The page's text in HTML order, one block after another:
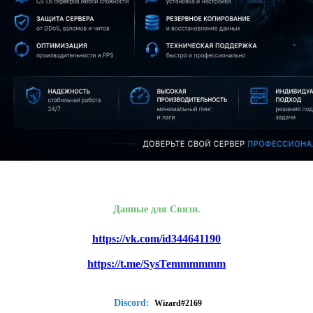
Данные для Связи.
https://vk.com/id344641190
https://t.me/SysTemmmmmm
Discord: Wizard#2169